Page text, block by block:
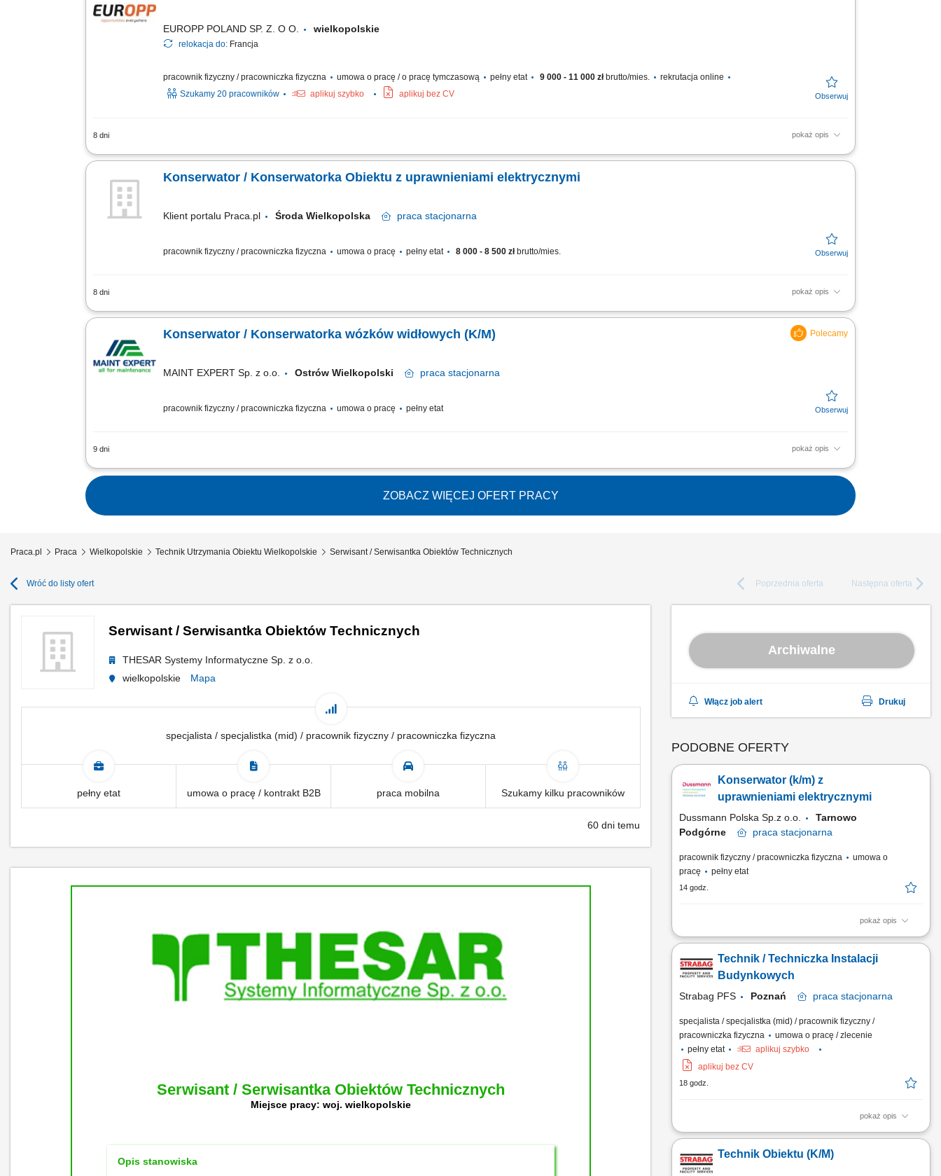
EUROPP POLAND SP. Z. O O. wielkopolskie
relokacja do: Francja
pracownik fizyczny / pracowniczka fizyczna umowa o pracę / o pracę tymczasową pełny etat 9 000 - 11 000 złbrutto/mies.
rekrutacja online
Szukamy 20 pracowników
aplikuj szybko aplikuj bez CV
8 dni pokaż opis
Odświeżanie i renowacja domków kempingowych na podstawie listy zadań; Malowanie drzwi, sufitów oraz tarasów zewnętrznych; Montaż listew narożnych, zestawów
Konserwator / Konserwatorka Obiektu z uprawnieniami elektrycznymi
Klient portalu Praca.pl Środa Wielkopolska praca stacjonarna
pracownik fizyczny / pracowniczka fizyczna umowa o pracę pełny etat 8 000 - 8 500 złbrutto/mies.
8 dni pokaż opis
bieżąca obsługa techniczna budynku produkcyjnego, kontrola stanu instalacji oraz pomieszczeń technicznych, wykonywanie prac konserwacyjnych przy systemach
Konserwator / Konserwatorka wózków widłowych (K/M)
MAINT EXPERT Sp. z o.o. Ostrów Wielkopolski praca stacjonarna
pracownik fizyczny / pracowniczka fizyczna umowa o pracę pełny etat
9 dni pokaż opis
Wykonywanie konserwacji i przeglądów wózków widłowych; Wykonywanie bieżących napraw oraz usuwanie awarii wózków widłowych; Raportowanie o
ZOBACZ WIĘCEJ OFERT PRACY
Praca.pl Praca Wielkopolskie Technik Utrzymania Obiektu Wielkopolskie Serwisant / Serwisantka Obiektów Technicznych
Wróć do listy ofert Poprzednia oferta Następna oferta
Serwisant / Serwisantka Obiektów Technicznych
THESAR Systemy Informatyczne Sp. z o.o.
wielkopolskie
Mapa
specjalista / specjalistka (mid) / pracownik fizyczny / pracowniczka fizyczna
pełny etat umowa o pracę / kontrakt B2B praca mobilna Szukamy kilku pracowników
60 dni temu
Serwisant / Serwisantka Obiektów Technicznych
Miejsce pracy: woj. wielkopolskie
Opis stanowiska
Archiwalne
Włącz job alert Drukuj
PODOBNE OFERTY
Konserwator (k/m) z
uprawnieniami elektrycznymi
Dussmann Polska Sp.z o.o.
Tarnowo
Podgórne
praca stacjonarna
pracownik fizyczny / pracowniczka fizyczna
umowa o
pracę
pełny etat
14 godz.
pokaż opis
Bieżąca obsługa techniczna obiektu logistycznego, Kontrole
Konserwacja systemów technicznych, Usuwanie awarii i
usterek, wykonywanie drobnych napraw, Raportowanie prac
Technik / Techniczka Instalacji
Budynkowych
Strabag PFS Poznań praca stacjonarna
specjalista / specjalistka (mid) / pracownik fizyczny /
pracowniczka fizyczna
umowa o pracę / zlecenie
pełny etat
aplikuj szybko
aplikuj bez CV
18 godz.
pokaż opis
Opis stanowiska Utrzymanie sprawności instalacji
i wodnych. Regularne przeglądy oraz konserwacja urządzeń
technicznych. Usuwanie awarii i bieżące reagowanie na
Technik Obiektu (K/M)